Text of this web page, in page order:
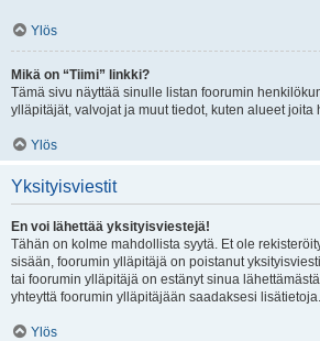
Ylös
Mikä on “Tiimi” linkki?
Tämä sivu näyttää sinulle listan foorumin
ylläpitäjät, valvojat ja muut tiedot, kuten alueet joita
Ylös
Yksityisviestit
En voi lähettää yksityisviestejä!
Tähän on kolme mahdollista syytä. Et ole
sisään, foorumin ylläpitäjä on poistanut
tai foorumin ylläpitäjä on estänyt sinua
yhteyttä foorumin ylläpitäjään saadaksesi lisätietoja.
Ylös